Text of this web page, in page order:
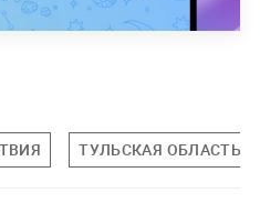
ТУЛЬСКАЯ ОБЛАСТЬ